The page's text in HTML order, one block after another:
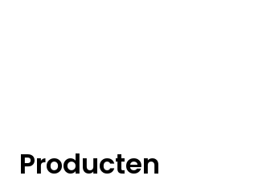
Producten